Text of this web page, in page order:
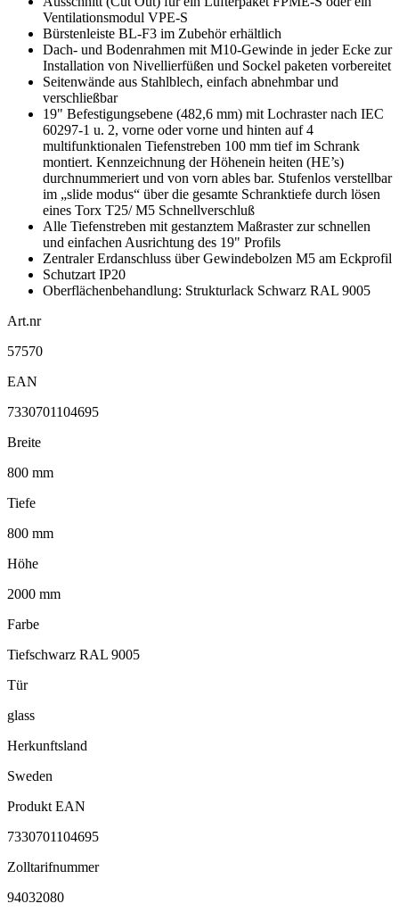
Ventilationsmodul VPE-S
Bürstenleiste BL-F3 im Zubehör erhältlich
Dach- und Bodenrahmen mit M10-Gewinde in jeder Ecke zur
Installation von Nivellierfüßen und Sockel paketen vorbereitet
Seitenwände aus Stahlblech, einfach abnehmbar und
verschließbar
19" Befestigungsebene (482,6 mm) mit Lochraster nach IEC
60297-1 u. 2, vorne oder vorne und hinten auf 4
multifunktionalen Tiefenstreben 100 mm tief im Schrank
montiert. Kennzeichnung der Höhenein heiten (HE’s)
durchnummeriert und von vorn ables bar. Stufenlos verstellbar
im „slide modus“ über die gesamte Schranktiefe durch lösen
eines Torx T25/ M5 Schnellverschluß
Alle Tiefenstreben mit gestanztem Maßraster zur schnellen
und einfachen Ausrichtung des 19" Profils
Zentraler Erdanschluss über Gewindebolzen M5 am Eckprofil
Schutzart IP20
Oberflächenbehandlung: Strukturlack Schwarz RAL 9005
Art.nr
57570
EAN
7330701104695
Breite
800 mm
Tiefe
800 mm
Höhe
2000 mm
Farbe
Tiefschwarz RAL 9005
Tür
glass
Herkunftsland
Sweden
Produkt EAN
7330701104695
Zolltarifnummer
94032080